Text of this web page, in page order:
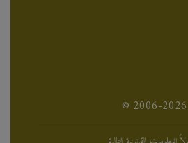
© 2006-2026